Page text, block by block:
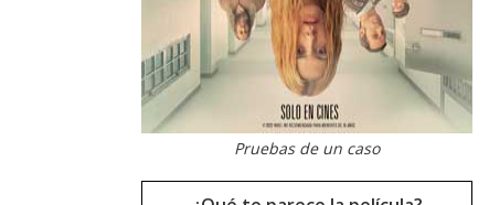
Pruebas de un caso